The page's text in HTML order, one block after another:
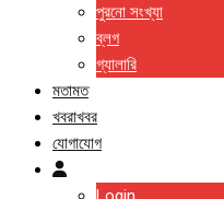
পুরনো সংখ্যা
ব্লগ
গ্যালারি
মতামত
খবরাখবর
যোগাযোগ